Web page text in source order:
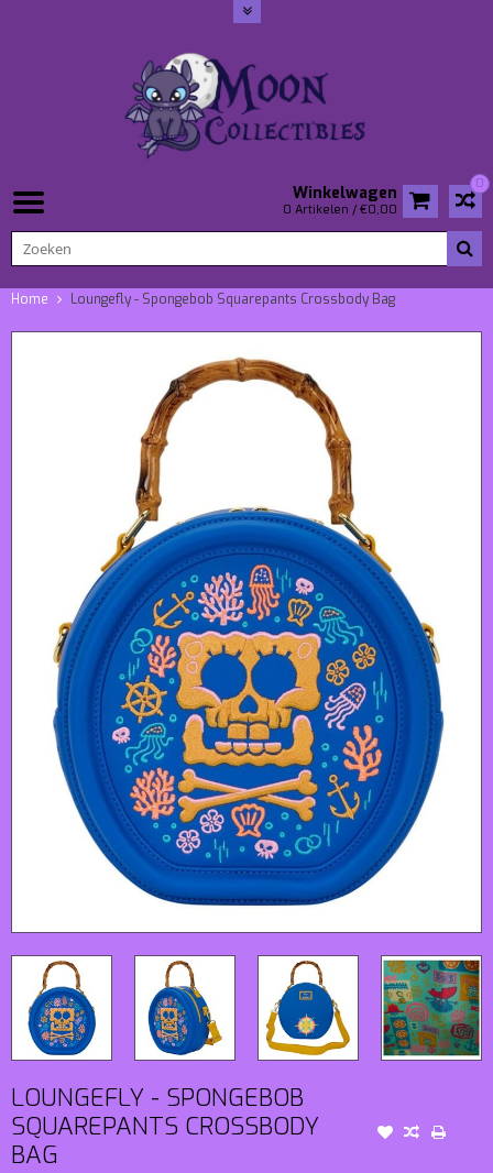
0
Winkelwagen
0 Artikelen / €0,00
Home Loungefly - Spongebob Squarepants Crossbody Bag
LOUNGEFLY - SPONGEBOB
SQUAREPANTS CROSSBODY
BAG